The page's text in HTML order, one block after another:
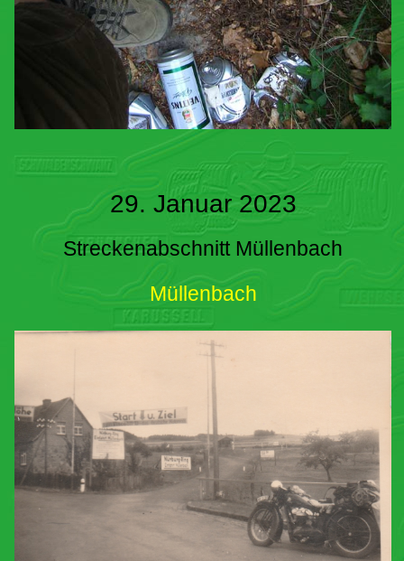
29. Januar 2023
Streckenabschnitt Müllenbach
Müllenbach